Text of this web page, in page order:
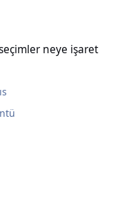
neye işaret